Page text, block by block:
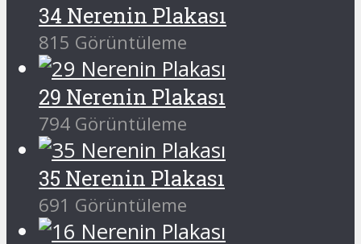
34 Nerenin Plakası
815 Görüntüleme
29 Nerenin Plakası
794 Görüntüleme
35 Nerenin Plakası
691 Görüntüleme